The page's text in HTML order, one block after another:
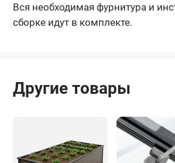
Вся необходимая фурнитура и
сборке идут в комплекте.
Другие товары